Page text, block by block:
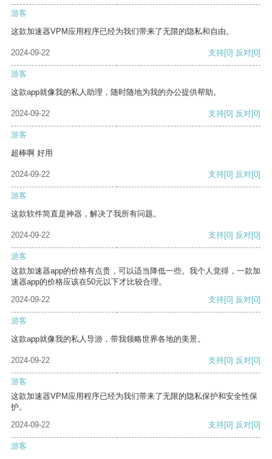
游客
这款加速器VPM应用程序已经为我们带来了无限的隐私和自由。
2024-09-22 支持[0] 反对[0]
游客
这款app就像我的私人助理，随时随地为我的办公提供帮助。
2024-09-22 支持[0] 反对[0]
游客
超棒啊 好用
2024-09-22 支持[0] 反对[0]
游客
这款软件简直是神器，解决了我所有问题。
2024-09-22 支持[0] 反对[0]
游客
这款加速器app的价格有点贵，可以适当降低一些。我个人觉得，一款加
速器app的价格应该在50元以下才比较合理。
2024-09-22
支持[0] 反对[0]
游客
这款app就像我的私人导游，带我领略世界各地的美景。
2024-09-22 支持[0] 反对[0]
游客
这款加速器VPM应用程序已经为我们带来了无限的隐私保护和安全性保
护。
2024-09-22
支持[0] 反对[0]
游客